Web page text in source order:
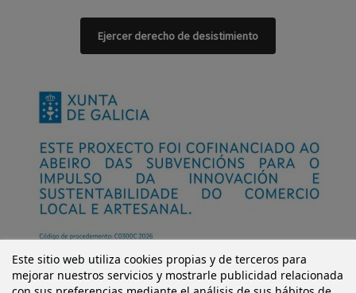
Este sitio web utiliza cookies propias y de terceros para
mejorar nuestros servicios y mostrarle publicidad relacionada
Ejercer derecho de desistimiento